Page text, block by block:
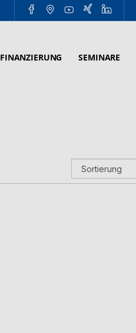
FINANZIERUNG SEMINARE